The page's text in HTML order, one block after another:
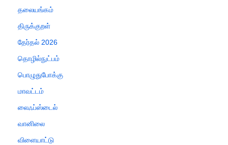
தலையங்கம்
திருக்குறள்
தேர்தல் 2026
தொழில்நுட்பம்
பொழுதுபோக்கு
மாவட்டம்
லைஃப்ஸ்டைல்
வானிலை
விளையாட்டு